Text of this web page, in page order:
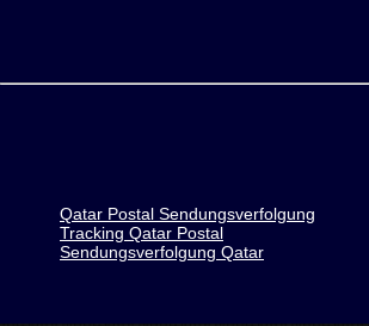
Qatar Postal Sendungsverfolgung
Tracking Qatar Postal
Sendungsverfolgung Qatar